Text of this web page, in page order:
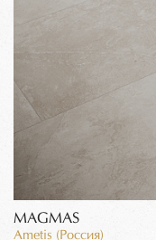
MAGMAS
Ametis (Россия)